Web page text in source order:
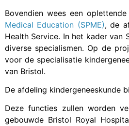
Bovendien wees een
Medical Education (SPME), de
Health Service. In het kader
diverse specialismen. Op de
voor de specialisatie
van Bristol.
De afdeling kindergeneeskunde
Deze functies zullen worden
gebouwde Bristol Royal